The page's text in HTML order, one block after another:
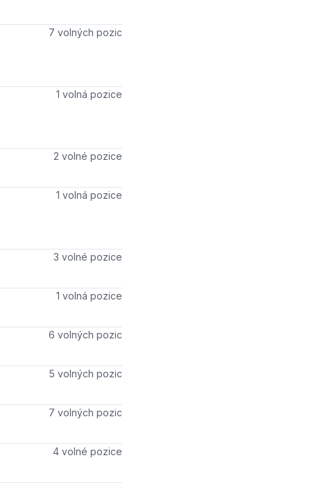
Počet volných míst
7 volných pozic
Počet volných míst
1 volná pozice
Počet volných míst
2 volné pozice
Počet volných míst
1 volná pozice
Počet volných míst
3 volné pozice
Počet volných míst
1 volná pozice
Počet volných míst
6 volných pozic
Počet volných míst
5 volných pozic
Počet volných míst
7 volných pozic
Počet volných míst
4 volné pozice